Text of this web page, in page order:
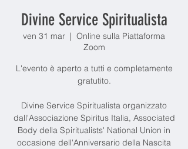
Divine Service Spiritualista
ven 31 mar
  |
Online sulla Piattaforma
Zoom
L'evento è aperto a tutti e completamente
gratutito.
Divine Service Spiritualista organizzato
dall'Associazione Spiritus Italia, Associated
Body della Spiritualists' National Union in
occasione dell'Anniversario della Nascita